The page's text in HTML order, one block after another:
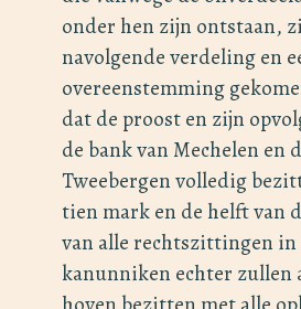
onder hen zijn ontstaan,
navolgende verdeling en
overeenstemming
dat de proost en zijn
de bank van Mechelen en
Tweebergen volledig
tien mark en de helft van
van alle rechtszittingen in
kanunniken echter zullen